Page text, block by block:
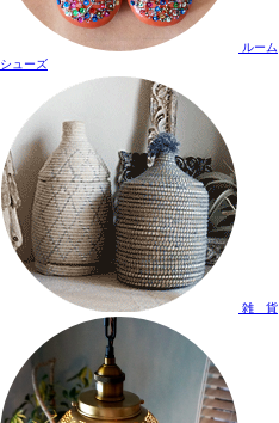
ルーム
シューズ
雑 貨